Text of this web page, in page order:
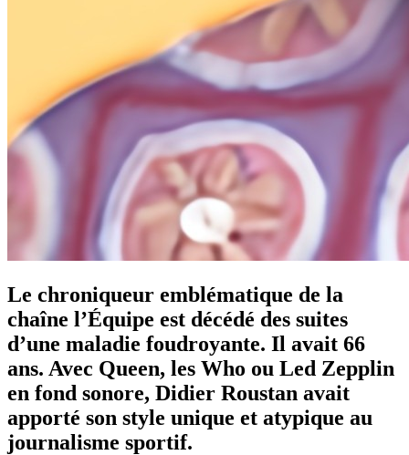
Le chroniqueur emblématique de la
chaîne l’Équipe est décédé des suites
d’une maladie foudroyante. Il avait 66
ans. Avec Queen, les Who ou Led Zepplin
en fond sonore, Didier Roustan avait
apporté son style unique et atypique au
journalisme sportif.